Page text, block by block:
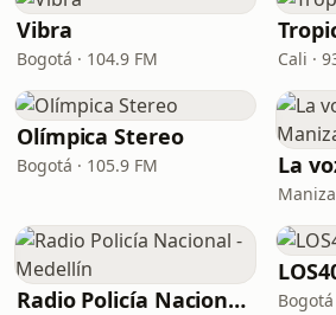
Vibra
Bogotá · 104.9 FM Cali ·
Olímpica Stereo
Bogotá · 105.9 FM
Radio Policía Nacional - Medellín Bogotá